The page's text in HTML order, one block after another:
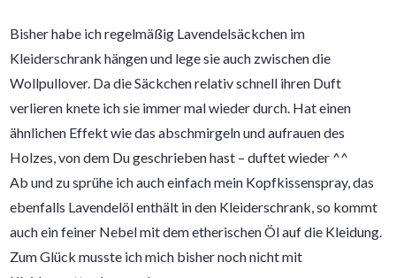
Bisher habe ich regelmäßig Lavendelsäckchen im
Kleiderschrank hängen und lege sie auch zwischen die
Wollpullover. Da die Säckchen relativ schnell ihren Duft
verlieren knete ich sie immer mal wieder durch. Hat einen
ähnlichen Effekt wie das abschmirgeln und aufrauen des
Holzes, von dem Du geschrieben hast – duftet wieder ^^
Ab und zu sprühe ich auch einfach mein Kopfkissenspray, das
ebenfalls Lavendelöl enthält in den Kleiderschrank, so kommt
auch ein feiner Nebel mit dem etherischen Öl auf die Kleidung.
Zum Glück musste ich mich bisher noch nicht mit